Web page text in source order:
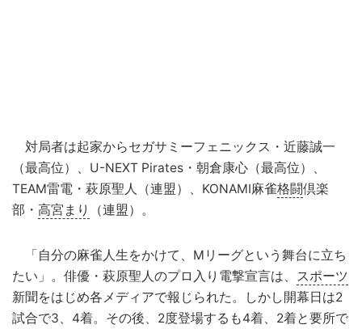
対局者は起家からセガサミーフェニックス・近藤誠一
（最高位）、U-NEXT Pirates・朝倉康心（最高位）、
TEAM雷電・萩原聖人（連盟）、KONAMI麻雀格闘倶楽
部・ 高宮まり （連盟）。
「自分の麻雀人生をかけて、Mリーグという舞台に立ち
たい」。俳優・萩原聖人のプロ入り電撃宣言は、 スポーツ
新聞をはじめ各メディアで報じられた。しかし開幕日は2
試合で3、4着。その後、2度登場するも4着、2着と要所で